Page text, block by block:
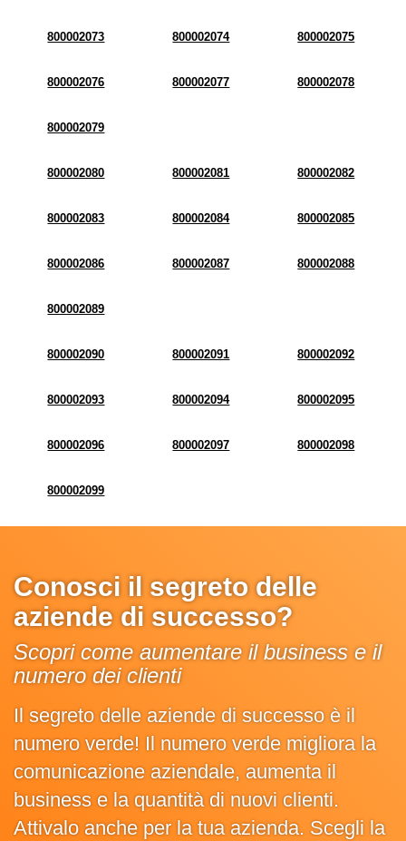
800002073 800002074 800002075
800002076 800002077 800002078
800002079
800002080 800002081 800002082
800002083 800002084 800002085
800002086 800002087 800002088
800002089
800002090 800002091 800002092
800002093 800002094 800002095
800002096 800002097 800002098
800002099
Conosci il segreto delle
aziende di successo?
Scopri come aumentare il business e il
numero dei clienti
Il segreto delle aziende di successo è il
numero verde! Il numero verde migliora la
comunicazione aziendale, aumenta il
business e la quantità di nuovi clienti.
Attivalo anche per la tua azienda. Scegli la